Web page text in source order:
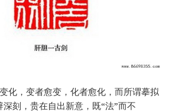
化，变者愈变，化者愈化，而所谓摹拟
深刻，贵在自出新意，既“法”而不